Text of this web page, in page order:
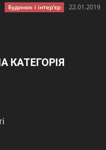
Будинок і інтер'єр 22.01.2019
КАТЕГОРІЯ